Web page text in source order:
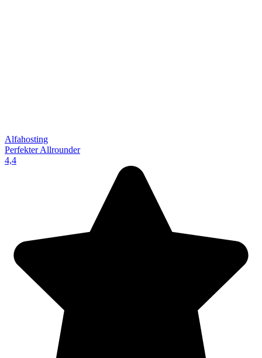
Alfahosting
Perfekter Allrounder
4,4